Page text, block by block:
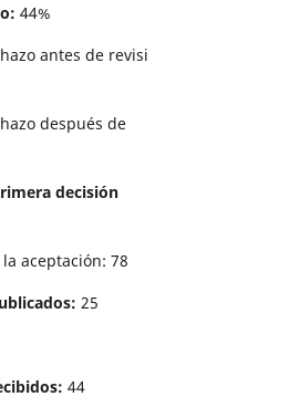
44%
antes de revisi
después de
decisión
aceptación: 78
25
44